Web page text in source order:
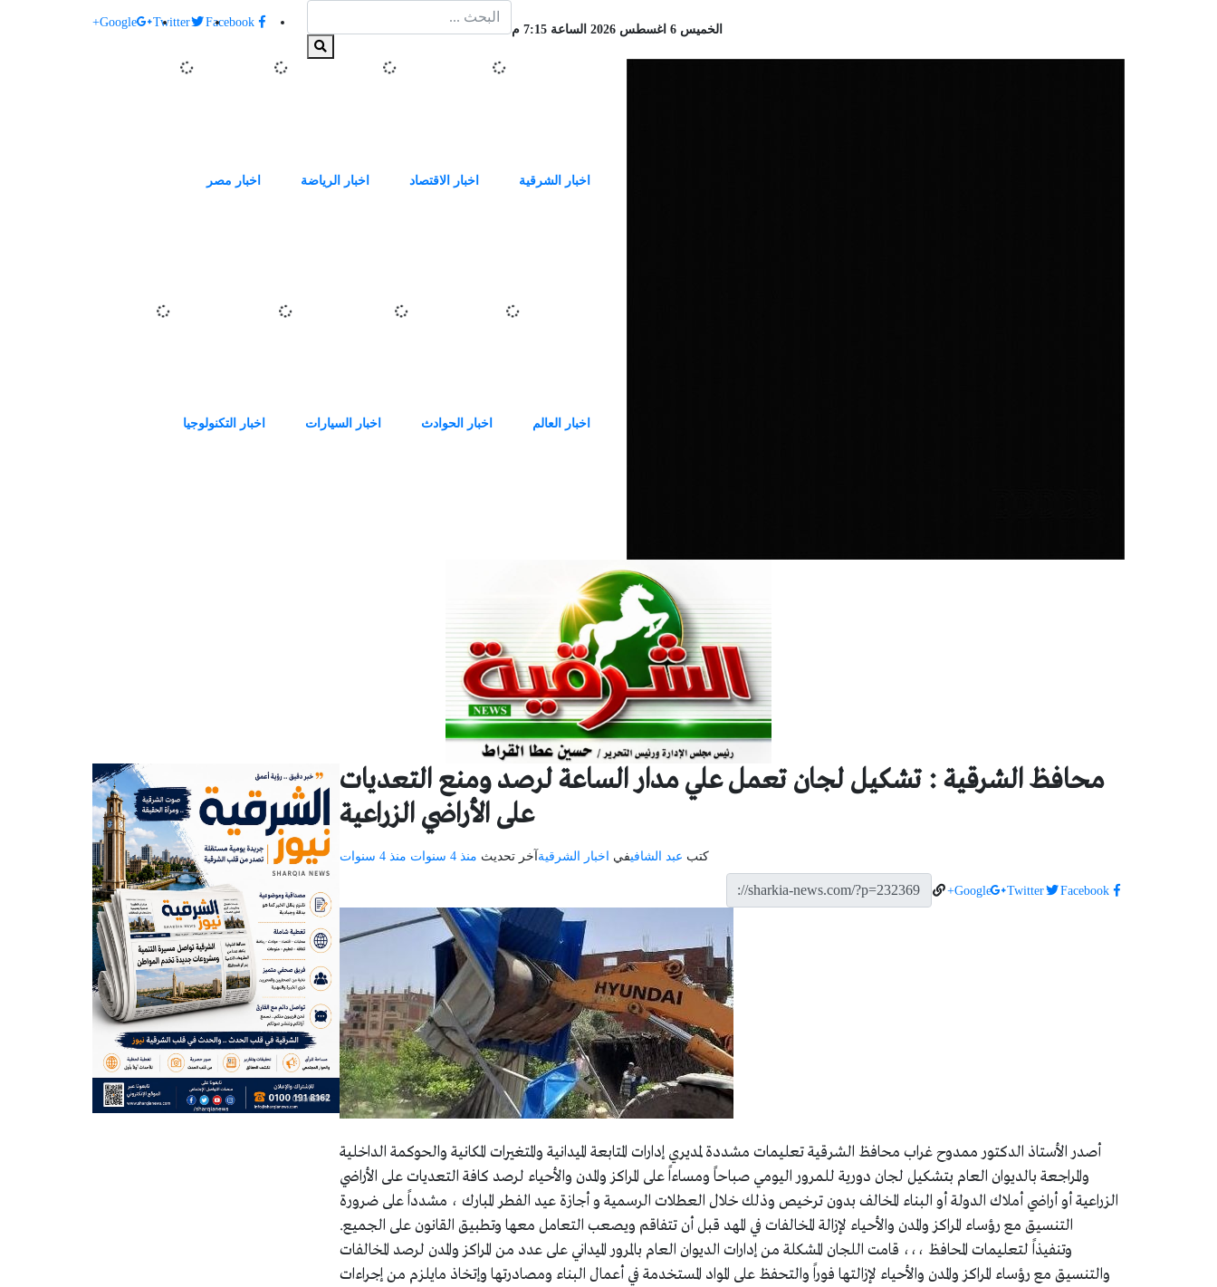
الخميس 6 اغسطس 2026 الساعة 7:15 م
Facebook
Twitter
Google+
اخبار الشرقية اخبار الاقتصاد اخبار الرياضة اخبار مصر
اخبار العالم اخبار الحوادث اخبار السيارات اخبار التكنولوجيا
محافظ الشرقية : تشكيل لجان تعمل علي مدار الساعة لرصد ومنع التعديات
على الأراضي الزراعية
كتب عبد الشافيفي اخبار الشرقية آخر تحديث منذ 4 سنوات منذ 4 سنوات
Facebook
Twitter
Google+
أصدر الأستاذ الدكتور ممدوح غراب محافظ الشرقية تعليمات مشددة لمديري إدارات المتابعة الميدانية والمتغيرات المكانية والحوكمة الداخلية
والمراجعة بالديوان العام بتشكيل لجان دورية للمرور اليومي صباحاً ومساءاً على المراكز والمدن والأحياء لرصد كافة التعديات على الأراضي
الزراعية أو أراضي أملاك الدولة أو البناء المخالف بدون ترخيص وذلك خلال العطلات الرسمية و أجازة عيد الفطر المبارك ، مشدداً على ضرورة
التنسيق مع رؤساء المراكز والمدن والأحياء لإزالة المخالفات في المهد قبل أن تتفاقم ويصعب التعامل معها وتطبيق القانون على الجميع.
وتنفيذاً لتعليمات المحافظ ،،، قامت اللجان المشكلة من إدارات الديوان العام بالمرور الميداني على عدد من المراكز والمدن لرصد المخالفات
والتنسيق مع رؤساء المراكز والمدن والأحياء لإزالتها فوراً والتحفظ على المواد المستخدمة في أعمال البناء ومصادرتها وإتخاذ مايلزم من إجراءات